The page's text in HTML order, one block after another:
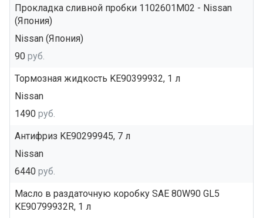
Прокладка сливной пробки 1102601M02 - Nissan
(Япония)
Nissan (Япония)
90 руб.
Тормозная жидкость KE90399932, 1 л
Nissan
1490 руб.
Антифриз KE90299945, 7 л
Nissan
6440 руб.
Масло в раздаточную коробку SAE 80W90 GL5
KE90799932R, 1 л